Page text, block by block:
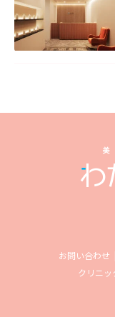
お問い合わせ
クリニッ